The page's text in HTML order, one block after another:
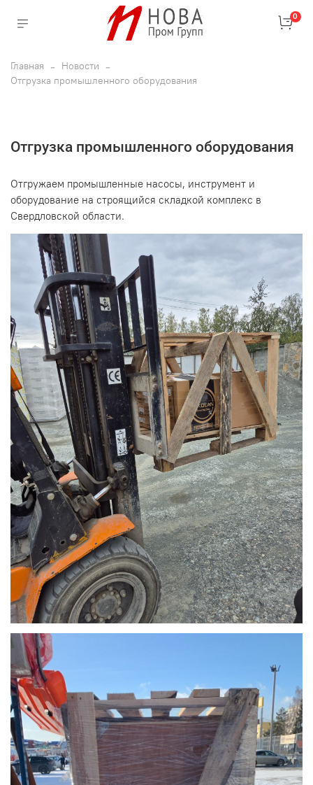
0
Главная
Новости
Отгрузка промышленного оборудования
Отгрузка промышленного оборудования
Отгружаем промышленные насосы, инструмент и
оборудование на строящийся складкой комплекс в
Свердловской области.